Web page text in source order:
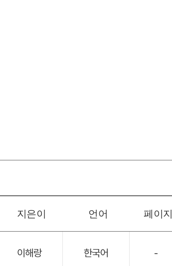
지은이 언어 페이지
이해랑 한국어 -